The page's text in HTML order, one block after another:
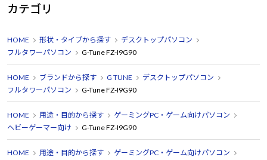
カテゴリ
HOME 形状・タイプから探す
デスクトップパソコン
フルタワーパソコン
G-Tune FZ-I9G90
HOME ブランドから探す G TUNE
デスクトップパソコン
フルタワーパソコン
G-Tune FZ-I9G90
HOME 用途・目的から探す
ゲーミングPC・ゲーム向けパソコン
ヘビーゲーマー向け
G-Tune FZ-I9G90
HOME 用途・目的から探す
ゲーミングPC・ゲーム向けパソコン